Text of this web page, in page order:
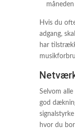
måneden
Hvis du
adgang,
har
Selvom
god
hvor du